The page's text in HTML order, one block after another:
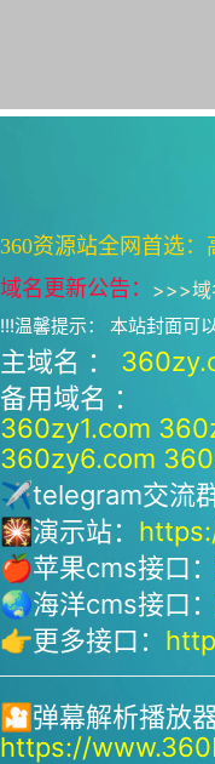
360资源站全网首选
域名更新公告： >>>
!!!温馨提示： 本站封面可
主域名 ：
备用域名 ：
360zy1.com
360zy6.com
✈telegram交流群
🎇演示站：
🍎苹果cms接口：
🌏海洋cms接口：
👉更多接口：
🎦弹幕解析播放
https://